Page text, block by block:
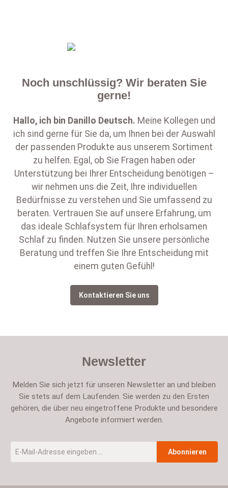
Noch unschlüssig? Wir beraten Sie
gerne!
Hallo, ich bin Danillo Deutsch. Meine Kollegen und
ich sind gerne für Sie da, um Ihnen bei der Auswahl
der passenden Produkte aus unserem Sortiment
zu helfen. Egal, ob Sie Fragen haben oder
Unterstützung bei Ihrer Entscheidung benötigen –
wir nehmen uns die Zeit, Ihre individuellen
Bedürfnisse zu verstehen und Sie umfassend zu
beraten. Vertrauen Sie auf unsere Erfahrung, um
das ideale Schlafsystem für Ihren erholsamen
Schlaf zu finden. Nutzen Sie unsere persönliche
Beratung und treffen Sie Ihre Entscheidung mit
einem guten Gefühl!
Kontaktieren Sie uns
Newsletter
Melden Sie sich jetzt für unseren Newsletter an und bleiben
Sie stets auf dem Laufenden. Sie werden zu den Ersten
gehören, die über neu eingetroffene Produkte und besondere
Angebote informiert werden.
Abonnieren